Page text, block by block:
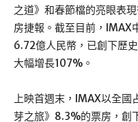
之道》和春節檔的亮眼表
房捷報。截至目前，IMAX
6.72億人民幣，已創下歷
大幅增長107%。
上映首週末，IMAX以全國
芽之旅》8.3%的票房，創